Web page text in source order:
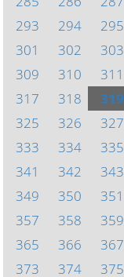
293
294 295
301
302 303
309
310 311
317
318 319
325
326 327
333
334 335
341
342 343
349
350 351
357
358 359
365
366 367
373
374 375